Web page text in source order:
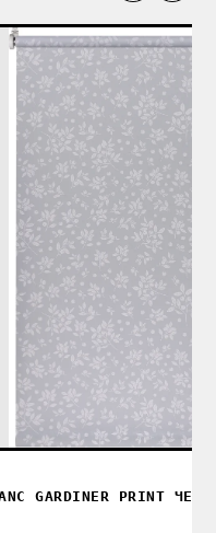
GARDINER PRINT